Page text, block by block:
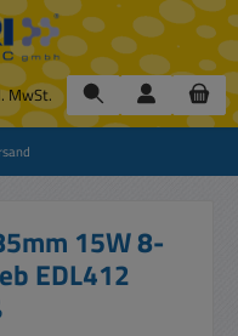
MwSt.
15W 8-
EDL412